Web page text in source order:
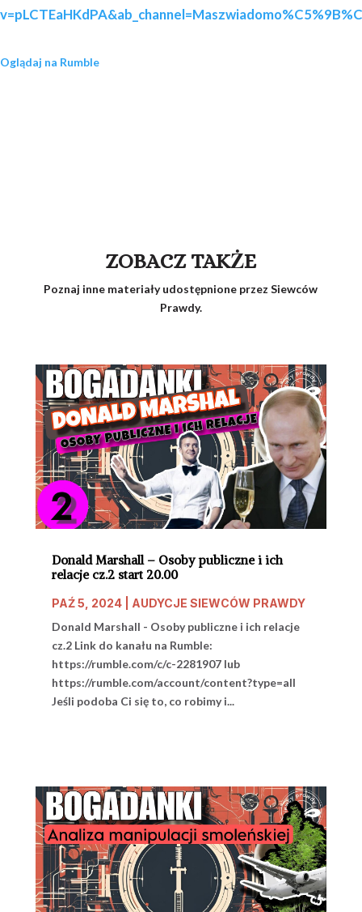
Oglądaj na Rumble
ZOBACZ TAKŻE
Poznaj inne materiały udostępnione przez Siewców
Prawdy.
Donald Marshall – Osoby publiczne i ich
relacje cz.2 start 20.00
PAŹ 5, 2024| AUDYCJE SIEWCÓW PRAWDY
Donald Marshall - Osoby publiczne i ich relacje
cz.2 Link do kanału na Rumble:
https://rumble.com/c/c-2281907 lub
https://rumble.com/account/content?type=all
Jeśli podoba Ci się to, co robimy i...